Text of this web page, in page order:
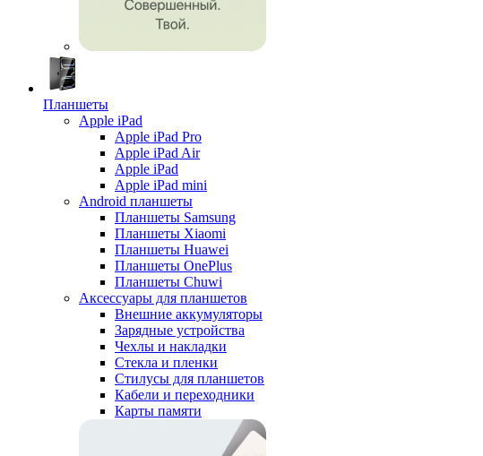
Планшеты
Apple iPad
Apple iPad Pro
Apple iPad Air
Apple iPad
Apple iPad mini
Android планшеты
Планшеты Samsung
Планшеты Xiaomi
Планшеты Huawei
Планшеты OnePlus
Планшеты Chuwi
Аксессуары для планшетов
Внешние аккумуляторы
Зарядные устройства
Чехлы и накладки
Стекла и пленки
Стилусы для планшетов
Кабели и переходники
Карты памяти